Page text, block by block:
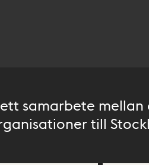
samarbete
till